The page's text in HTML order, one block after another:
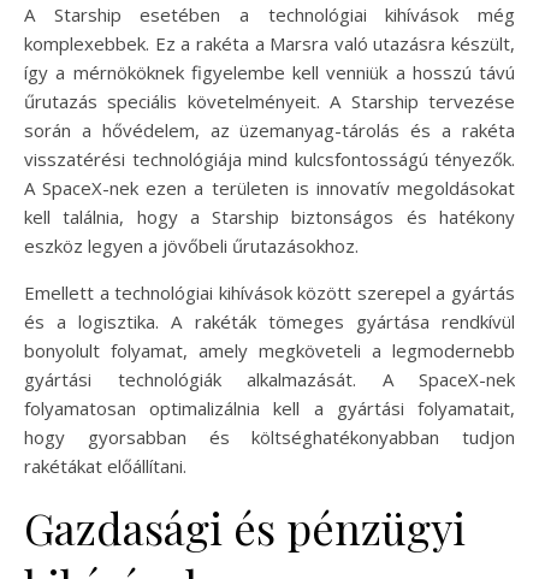
A Starship esetében a technológiai kihívások még
komplexebbek. Ez a rakéta a Marsra való utazásra készült,
így a mérnököknek figyelembe kell venniük a hosszú távú
űrutazás speciális követelményeit. A Starship tervezése
során a hővédelem, az üzemanyag-tárolás és a rakéta
visszatérési technológiája mind kulcsfontosságú tényezők.
A SpaceX-nek ezen a területen is innovatív megoldásokat
kell találnia, hogy a Starship biztonságos és hatékony
eszköz legyen a jövőbeli űrutazásokhoz.
Emellett a technológiai kihívások között szerepel a gyártás
és a logisztika. A rakéták tömeges gyártása rendkívül
bonyolult folyamat, amely megköveteli a legmodernebb
gyártási technológiák alkalmazását. A SpaceX-nek
folyamatosan optimalizálnia kell a gyártási folyamatait,
hogy gyorsabban és költséghatékonyabban tudjon
rakétákat előállítani.
Gazdasági és pénzügyi